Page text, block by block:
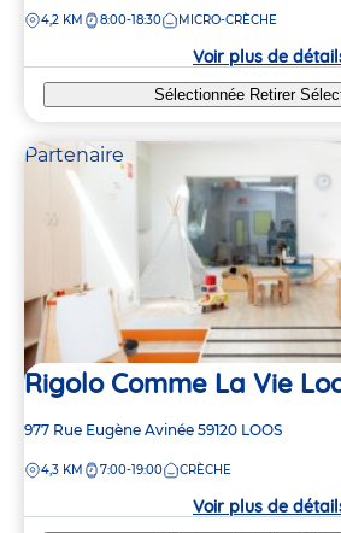
la
DISTANCE
4,2 KM 8:00-18:30 MICRO-CRÈCHE
Voir plus de
Sélectionnée Retirer
Partenaire
Rigolo Comme La Vie
Adresse
la
977 Rue Eugène Avinée 59120 LOOS
DISTANCE
4,3 KM 7:00-19:00 CRÈCHE
Voir plus de